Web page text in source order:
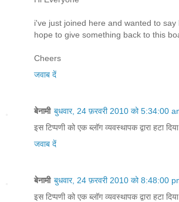
i've just joined here and wanted to
hope to give something back to this
Cheers
जवाब दें
बेनामी बुधवार, 24 फ़रवरी 2010 को 5:34:00
इस टिप्पणी को एक ब्लॉग व्यवस्थापक द्वारा हटा
जवाब दें
बेनामी बुधवार, 24 फ़रवरी 2010 को 8:48:00
इस टिप्पणी को एक ब्लॉग व्यवस्थापक द्वारा हटा